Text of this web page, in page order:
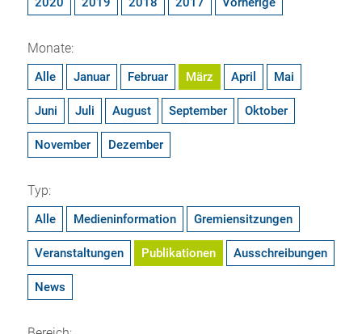
Monate:
Alle Januar Februar März April Mai
Juni Juli August September Oktober
November Dezember
Typ:
Alle Medieninformation Gremiensitzungen
Veranstaltungen Publikationen Ausschreibungen
News